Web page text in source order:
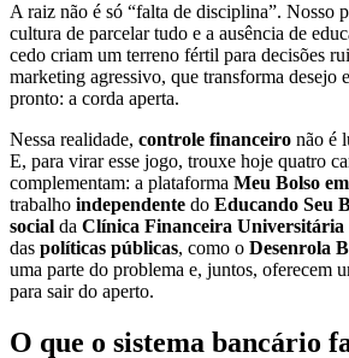
A raiz não é só “falta de disciplina”. Nosso
cultura de parcelar tudo e a ausência de
cedo criam um terreno fértil para decisões
marketing agressivo, que transforma desejo
pronto: a corda aperta.
Nessa realidade, controle financeiro não é
E, para virar esse jogo, trouxe hoje quatro
complementam: a plataforma Meu Bolso
trabalho independente do Educando Seu
social da Clínica Financeira
das políticas públicas, como o Desenrola
uma parte do problema e, juntos, oferecem
para sair do aperto.
O que o sistema bancário